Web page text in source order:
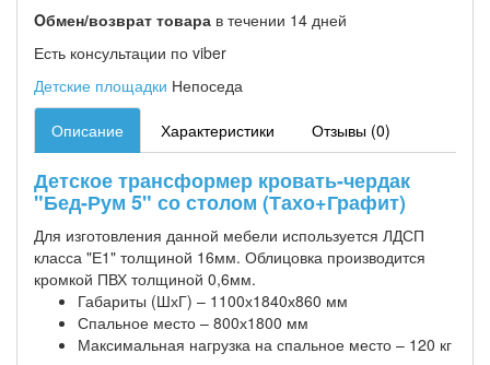
Oбмен/возврат товара в течении 14 дней
Есть консультации по viber
Детские площадки Непоседа
Описание Характеристики Отзывы (0)
Детское трансформер кровать-чердак
"Бед-Рум 5" со столом (Тахо+Графит)
Для изготовления данной мебели используется ЛДСП
класса "Е1" толщиной 16мм. Облицовка производится
кромкой ПВХ толщиной 0,6мм.
Габариты (ШхГ) – 1100х1840х860 мм
Спальное место – 800х1800 мм
Максимальная нагрузка на спальное место – 120 кг